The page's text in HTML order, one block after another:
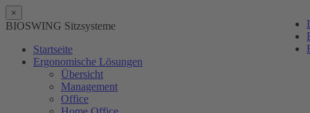
×
BIOSWING Sitzsysteme
Startseite
Ergonomische Lösungen
Übersicht
Management
Office